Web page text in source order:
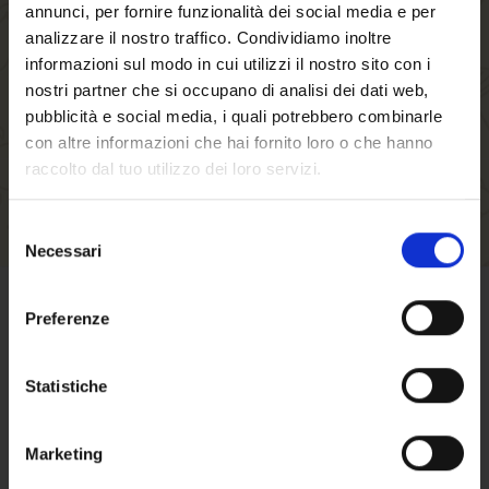
website. Are you of
legal drinking age?
annunci, per fornire funzionalità dei social media e per
analizzare il nostro traffico. Condividiamo inoltre
informazioni sul modo in cui utilizzi il nostro sito con i
nostri partner che si occupano di analisi dei dati web,
pubblicità e social media, i quali potrebbero combinarle
con altre informazioni che hai fornito loro o che hanno
raccolto dal tuo utilizzo dei loro servizi.
delNecessari
Preferenze
Statistiche
Marketing
faster, store multiple shipping addresses, view
and track your orders in your account and more.
CREATE AN ACCOUNT
Click hereto find out terms and conditions
Here theapproximate shipping costs